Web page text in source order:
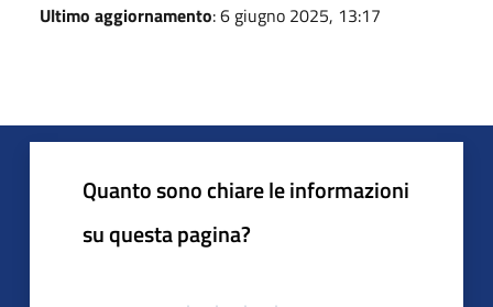
Ultimo aggiornamento: 6 giugno 2025, 13:17
Quanto sono chiare le informazioni
su questa pagina?